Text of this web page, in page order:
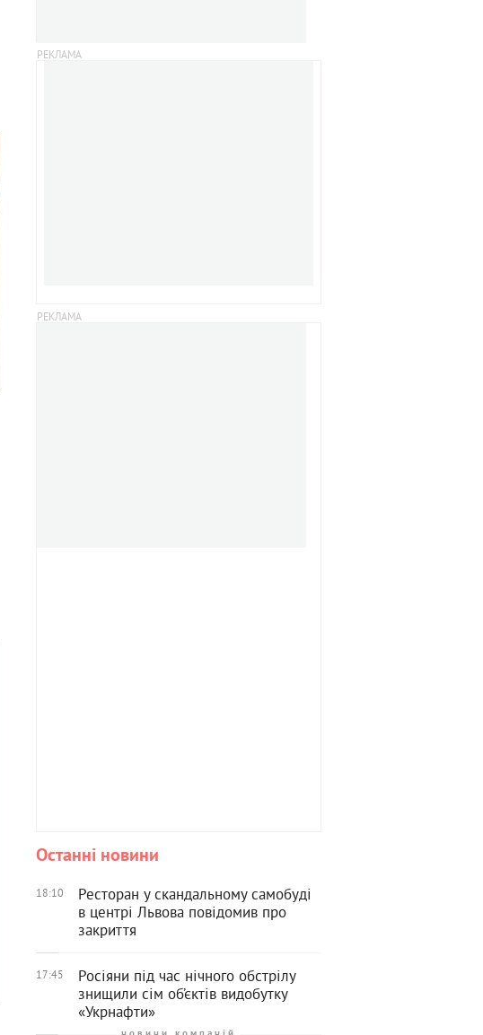
Останні новини
18:10
Ресторан у скандальному самобуді
в центрі Львова повідомив про
закриття
17:45
Росіяни під час нічного обстрілу
знищили сім об’єктів видобутку
«Укрнафти»